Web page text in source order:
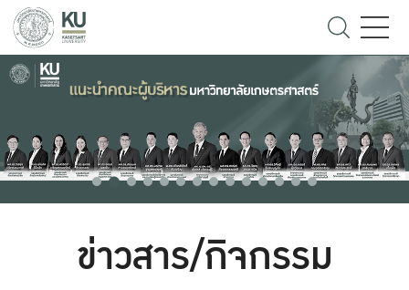
ข่าวสาร/กิจกรรม